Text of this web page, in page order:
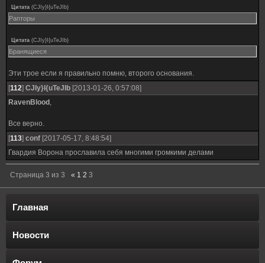
Цитата (CJIy}I{uTeJIb)
Рапторы
Цитата (CJIy}I{uTeJIb)
Бранящиеся
Эти трое если я правильно помню, второго основания.
[112] CJIy}I{uTeJIb [2013-01-26, 0:57:08]
RavenBlood ,
Все верно.
[113] conf [2017-05-17, 8:48:54]
Гвардия Ворона прославила себя многими громкими делами
Страница 3 из 3 « 1 2 3
Главная
Новости